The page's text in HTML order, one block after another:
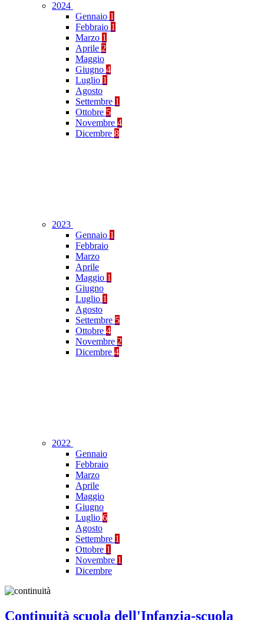
2024
Gennaio 1
Febbraio 1
Marzo 1
Aprile 2
Maggio
Giugno 4
Luglio 1
Agosto
Settembre 1
Ottobre 5
Novembre 4
Dicembre 8
2023
Gennaio 1
Febbraio
Marzo
Aprile
Maggio 1
Giugno
Luglio 1
Agosto
Settembre 5
Ottobre 4
Novembre 2
Dicembre 4
2022
Gennaio
Febbraio
Marzo
Aprile
Maggio
Giugno
Luglio 6
Agosto
Settembre 1
Ottobre 1
Novembre 1
Dicembre
Continuità scuola dell'Infanzia-scuola